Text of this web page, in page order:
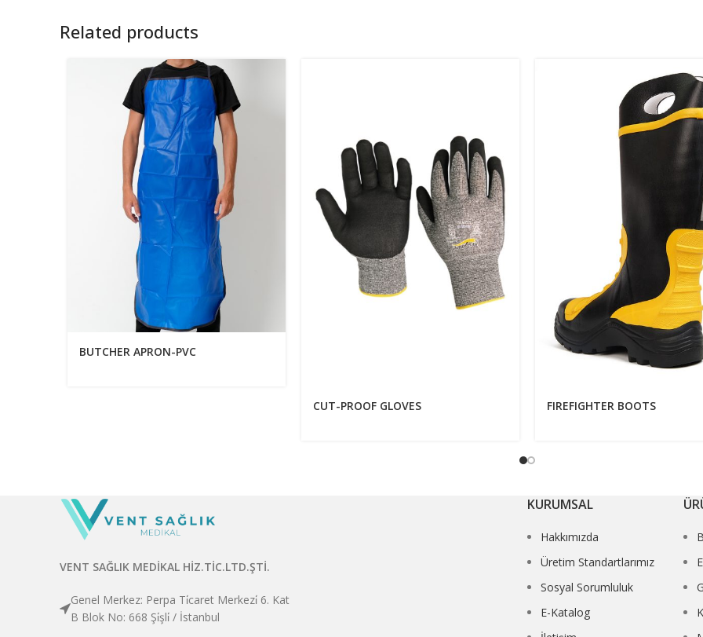
Related products
BUTCHER APRON-PVC
CUT-PROOF GLOVES FIREFIGHTER BOOTS
VENT SAĞLIK MEDİKAL HİZ.TİC.LTD.ŞTİ.
Genel Merkez: Perpa Ti̇caret Merkezi̇ 6. Kat
B Blok No: 668 Şi̇şli̇ / İstanbul
KURUMSAL
Hakkımızda
Üretim Standartlarımız
Sosyal Sorumluluk
E-Katalog